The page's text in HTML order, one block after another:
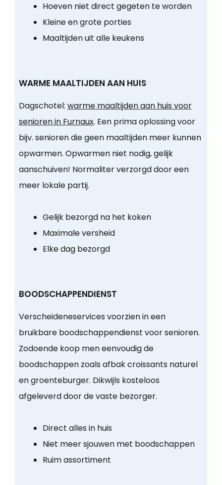
Hoeven niet direct gegeten te worden
Kleine en grote porties
Maaltijden uit alle keukens
WARME MAALTIJDEN AAN HUIS
Dagschotel: warme maaltijden aan huis voor
senioren in Furnaux. Een prima oplossing voor
bijv. senioren die geen maaltijden meer kunnen
opwarmen. Opwarmen niet nodig, gelijk
aanschuiven! Normaliter verzorgd door een
meer lokale partij.
Gelijk bezorgd na het koken
Maximale versheid
Elke dag bezorgd
BOODSCHAPPENDIENST
Verscheideneservices voorzien in een
bruikbare boodschappendienst voor senioren.
Zodoende koop men eenvoudig de
boodschappen zoals afbak croissants naturel
en groenteburger. Dikwijls kosteloos
afgeleverd door de vaste bezorger.
Direct alles in huis
Niet meer sjouwen met boodschappen
Ruim assortiment